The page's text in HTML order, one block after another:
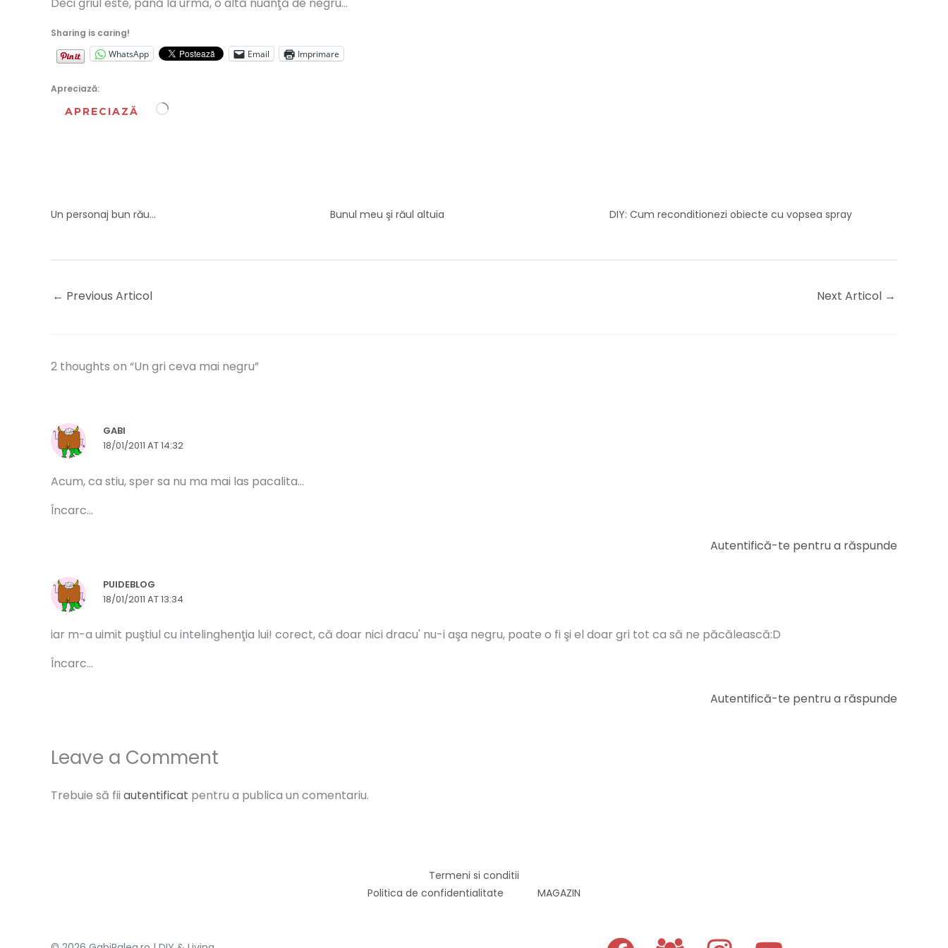
Sharing is caring!
WhatsApp
Email Imprimare
Apreciază:
APRECIAZĂ Încarc...
Un personaj bun rău… Bunul meu şi răul altuia DIY: Cum reconditionezi obiecte cu vopsea spray
← Previous Articol Next Articol →
2 thoughts on “Un gri ceva mai negru”
GABI
18/01/2011 AT 14:32
Acum, ca stiu, sper sa nu ma mai las pacalita…
Încarc...
Autentifică-te pentru a răspunde
PUIDEBLOG
18/01/2011 AT 13:34
iar m-a uimit puştiul cu intelinghenţia lui! corect, că doar nici dracu' nu-i aşa negru, poate o fi şi el doar gri tot ca să ne păcălească:D
Încarc...
Autentifică-te pentru a răspunde
Leave a Comment
Trebuie să fii autentificat pentru a publica un comentariu.
Termeni si conditii
Politica de confidentialitate
MAGAZIN